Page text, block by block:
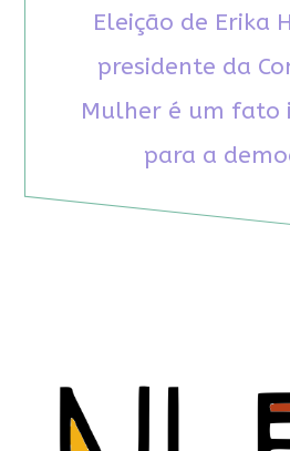
Eleição de Erika
presidente da
Mulher é um fato
para a